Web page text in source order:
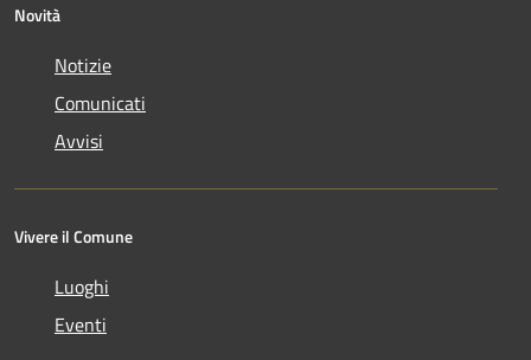
Novità
Notizie
Comunicati
Avvisi
Vivere il Comune
Luoghi
Eventi